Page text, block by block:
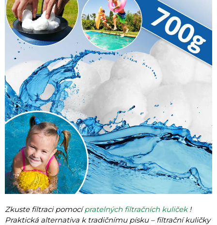
Zkuste filtraci pomocípratelných filtračních kuliček!
Praktická alternativa k tradičnímu písku – filtrační kuličky